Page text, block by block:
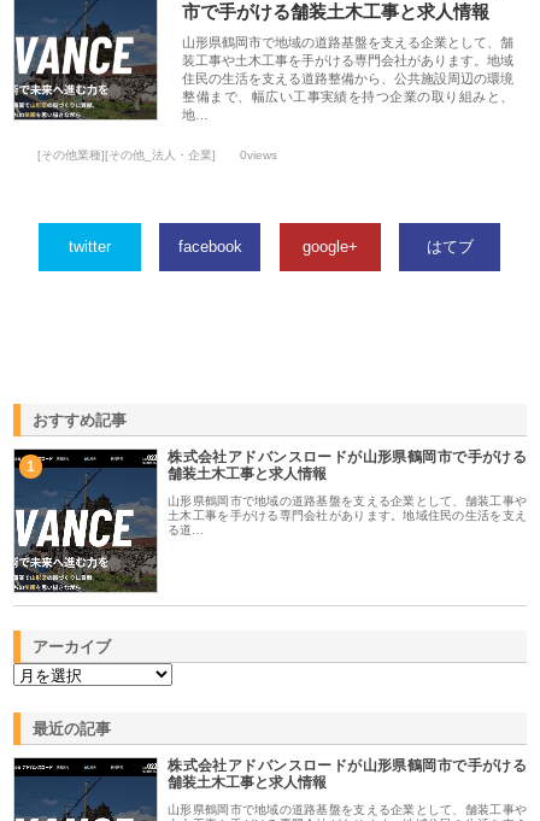
市で手がける舗装土木工事と求人情報
山形県鶴岡市で地域の道路基盤を支える企業として、舗
装工事や土木工事を手がける専門会社があります。地域
住民の生活を支える道路整備から、公共施設周辺の環境
整備まで、幅広い工事実績を持つ企業の取り組みと、
地…
[その他業種][その他_法人・企業] 0views
twitter facebook google+ はてブ
おすすめ記事
1
株式会社アドバンスロードが山形県鶴岡市で手がける
舗装土木工事と求人情報
山形県鶴岡市で地域の道路基盤を支える企業として、舗装工事や
土木工事を手がける専門会社があります。地域住民の生活を支え
る道…
アーカイブ
最近の記事
株式会社アドバンスロードが山形県鶴岡市で手がける
舗装土木工事と求人情報
山形県鶴岡市で地域の道路基盤を支える企業として、舗装工事や